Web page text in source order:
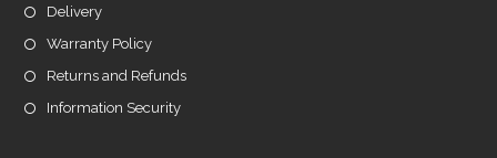
Delivery
Warranty Policy
Returns and Refunds
Information Security